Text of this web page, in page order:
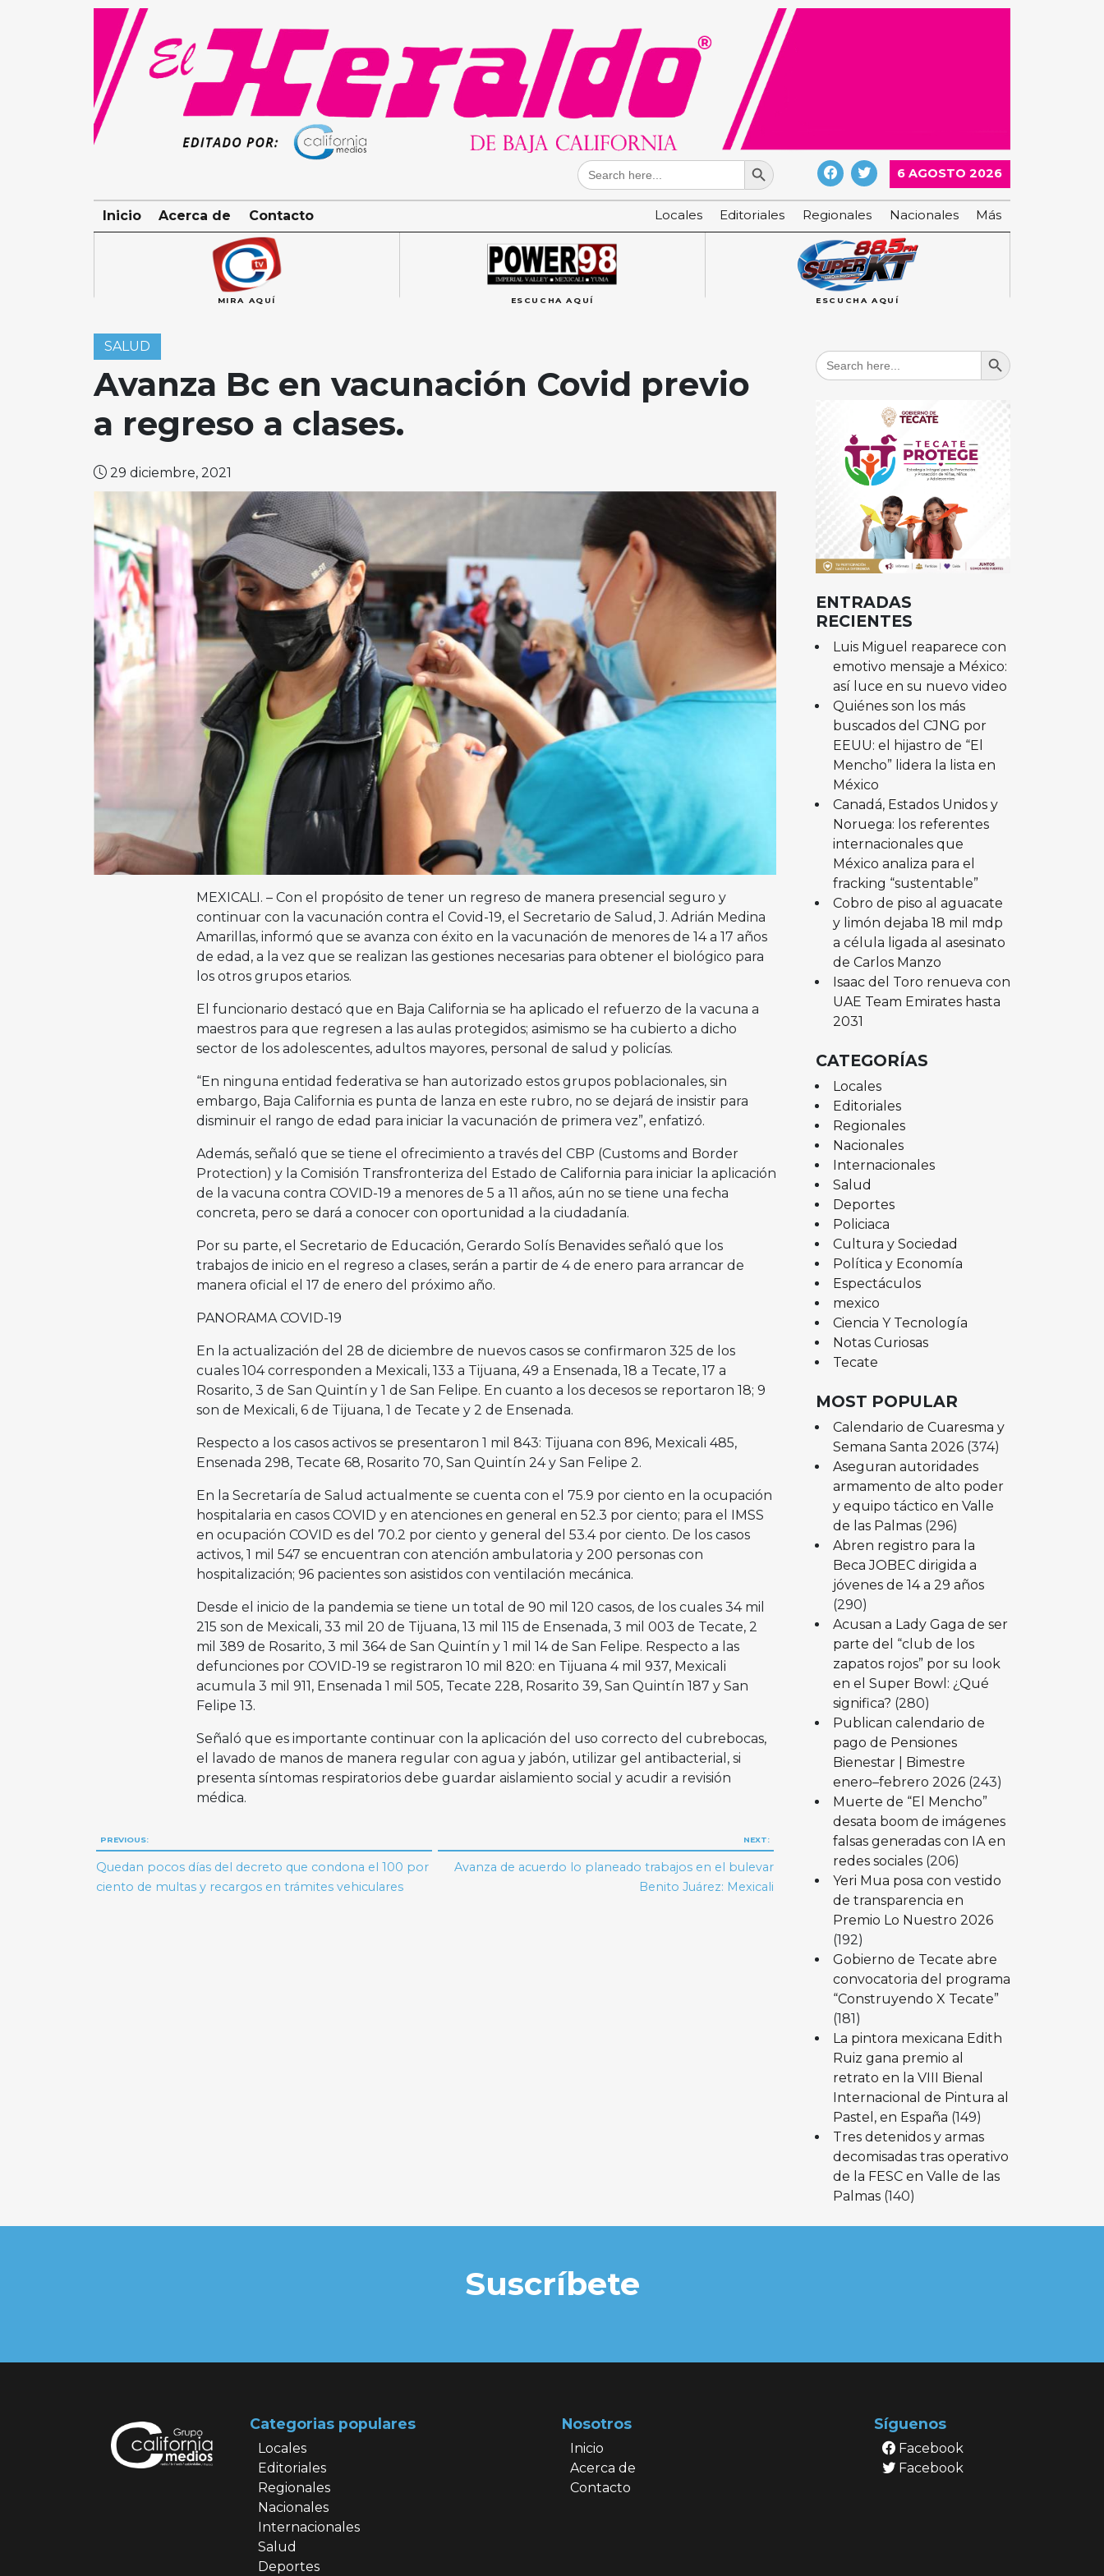
Search
for:
Search Button
6 AGOSTO 2026
Locales Editoriales Regionales Nacionales Más
Inicio Acerca de Contacto
MIRA AQUÍ ESCUCHA AQUÍ ESCUCHA AQUÍ
SALUD
Avanza Bc en vacunación Covid previo
a regreso a clases.
29 diciembre, 2021
MEXICALI. – Con el propósito de tener un regreso de manera presencial seguro y
continuar con la vacunación contra el Covid-19, el Secretario de Salud, J. Adrián Medina
Amarillas, informó que se avanza con éxito en la vacunación de menores de 14 a 17 años
de edad, a la vez que se realizan las gestiones necesarias para obtener el biológico para
los otros grupos etarios.
El funcionario destacó que en Baja California se ha aplicado el refuerzo de la vacuna a
maestros para que regresen a las aulas protegidos; asimismo se ha cubierto a dicho
sector de los adolescentes, adultos mayores, personal de salud y policías.
“En ninguna entidad federativa se han autorizado estos grupos poblacionales, sin
embargo, Baja California es punta de lanza en este rubro, no se dejará de insistir para
disminuir el rango de edad para iniciar la vacunación de primera vez”, enfatizó.
Además, señaló que se tiene el ofrecimiento a través del CBP (Customs and Border
Protection) y la Comisión Transfronteriza del Estado de California para iniciar la aplicación
de la vacuna contra COVID-19 a menores de 5 a 11 años, aún no se tiene una fecha
concreta, pero se dará a conocer con oportunidad a la ciudadanía.
Por su parte, el Secretario de Educación, Gerardo Solís Benavides señaló que los
trabajos de inicio en el regreso a clases, serán a partir de 4 de enero para arrancar de
manera oficial el 17 de enero del próximo año.
PANORAMA COVID-19
En la actualización del 28 de diciembre de nuevos casos se confirmaron 325 de los
cuales 104 corresponden a Mexicali, 133 a Tijuana, 49 a Ensenada, 18 a Tecate, 17 a
Rosarito, 3 de San Quintín y 1 de San Felipe. En cuanto a los decesos se reportaron 18; 9
son de Mexicali, 6 de Tijuana, 1 de Tecate y 2 de Ensenada.
Respecto a los casos activos se presentaron 1 mil 843: Tijuana con 896, Mexicali 485,
Ensenada 298, Tecate 68, Rosarito 70, San Quintín 24 y San Felipe 2.
En la Secretaría de Salud actualmente se cuenta con el 75.9 por ciento en la ocupación
hospitalaria en casos COVID y en atenciones en general en 52.3 por ciento; para el IMSS
en ocupación COVID es del 70.2 por ciento y general del 53.4 por ciento. De los casos
activos, 1 mil 547 se encuentran con atención ambulatoria y 200 personas con
hospitalización; 96 pacientes son asistidos con ventilación mecánica.
Desde el inicio de la pandemia se tiene un total de 90 mil 120 casos, de los cuales 34 mil
215 son de Mexicali, 33 mil 20 de Tijuana, 13 mil 115 de Ensenada, 3 mil 003 de Tecate, 2
mil 389 de Rosarito, 3 mil 364 de San Quintín y 1 mil 14 de San Felipe. Respecto a las
defunciones por COVID-19 se registraron 10 mil 820: en Tijuana 4 mil 937, Mexicali
acumula 3 mil 911, Ensenada 1 mil 505, Tecate 228, Rosarito 39, San Quintín 187 y San
Felipe 13.
Señaló que es importante continuar con la aplicación del uso correcto del cubrebocas,
el lavado de manos de manera regular con agua y jabón, utilizar gel antibacterial, si
presenta síntomas respiratorios debe guardar aislamiento social y acudir a revisión
médica.
Navegación
de
PREVIOUS:
Quedan pocos días del decreto que condona el 100 por
ciento de multas y recargos en trámites vehiculares
NEXT:
Avanza de acuerdo lo planeado trabajos en el bulevar
Benito Juárez: Mexicali
Search
for:
Search Button
ENTRADAS
RECIENTES
Luis Miguel reaparece con
emotivo mensaje a México:
así luce en su nuevo video
Quiénes son los más
buscados del CJNG por
EEUU: el hijastro de “El
Mencho” lidera la lista en
México
Canadá, Estados Unidos y
Noruega: los referentes
internacionales que
México analiza para el
fracking “sustentable”
Cobro de piso al aguacate
y limón dejaba 18 mil mdp
a célula ligada al asesinato
de Carlos Manzo
Isaac del Toro renueva con
UAE Team Emirates hasta
2031
CATEGORÍAS
Locales
Editoriales
Regionales
Nacionales
Internacionales
Salud
Deportes
Policiaca
Cultura y Sociedad
Política y Economía
Espectáculos
mexico
Ciencia Y Tecnología
Notas Curiosas
Tecate
MOST POPULAR
Calendario de Cuaresma y
Semana Santa 2026 (374)
Aseguran autoridades
armamento de alto poder
y equipo táctico en Valle
de las Palmas (296)
Abren registro para la
Beca JOBEC dirigida a
jóvenes de 14 a 29 años
(290)
Acusan a Lady Gaga de ser
parte del “club de los
zapatos rojos” por su look
en el Super Bowl: ¿Qué
significa? (280)
Publican calendario de
pago de Pensiones
Bienestar | Bimestre
enero–febrero 2026 (243)
Muerte de “El Mencho”
desata boom de imágenes
falsas generadas con IA en
redes sociales (206)
Yeri Mua posa con vestido
de transparencia en
Premio Lo Nuestro 2026
(192)
Gobierno de Tecate abre
convocatoria del programa
“Construyendo X Tecate”
(181)
La pintora mexicana Edith
Ruiz gana premio al
retrato en la VIII Bienal
Internacional de Pintura al
Pastel, en España (149)
Tres detenidos y armas
decomisadas tras operativo
de la FESC en Valle de las
Palmas (140)
Suscríbete
Categorias populares
Locales
Editoriales
Regionales
Nacionales
Internacionales
Salud
Deportes
Nosotros
Inicio
Acerca de
Contacto
Síguenos
Facebook
Facebook